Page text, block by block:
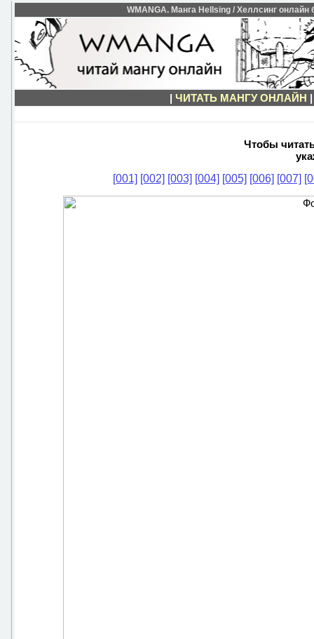
WMANGA. Манга Hellsing / Хеллсинг онлайн
| ЧИТАТЬ МАНГУ ОНЛАЙН
Чтобы
[001] [002] [003] [004] [005] [006] [007]